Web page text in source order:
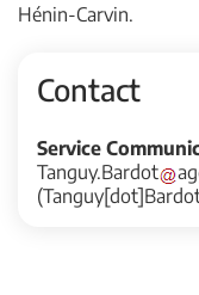
Hénin-Carvin.
Contact
Service
Tanguy.Bardot